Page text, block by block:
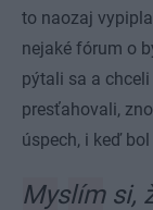
to naozaj
nejaké fórum o
pýtali sa a
presťahovali,
úspech, i keď
Myslím si,